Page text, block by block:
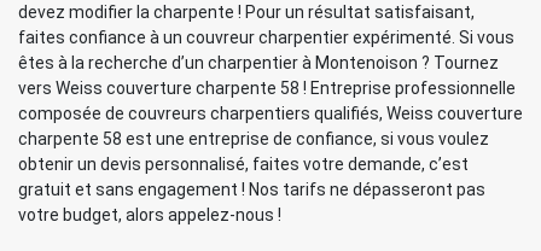
devez modifier la charpente ! Pour un résultat satisfaisant,
faites confiance à un couvreur charpentier expérimenté. Si vous
êtes à la recherche d’un charpentier à Montenoison ? Tournez
vers Weiss couverture charpente 58 ! Entreprise professionnelle
composée de couvreurs charpentiers qualifiés, Weiss couverture
charpente 58 est une entreprise de confiance, si vous voulez
obtenir un devis personnalisé, faites votre demande, c’est
gratuit et sans engagement ! Nos tarifs ne dépasseront pas
votre budget, alors appelez-nous !